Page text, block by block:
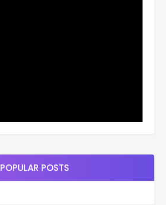
POPULAR POSTS